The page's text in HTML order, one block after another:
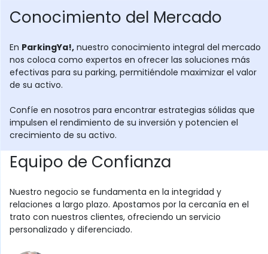
Conocimiento del Mercado
En ParkingYa!, nuestro conocimiento integral del mercado
nos coloca como expertos en ofrecer las soluciones más
efectivas para su parking, permitiéndole maximizar el valor
de su activo.
Confíe en nosotros para encontrar estrategias sólidas que
impulsen el rendimiento de su inversión y potencien el
crecimiento de su activo.
Equipo de Confianza
Nuestro negocio se fundamenta en la integridad y
relaciones a largo plazo. Apostamos por la cercanía en el
trato con nuestros clientes, ofreciendo un servicio
personalizado y diferenciado.